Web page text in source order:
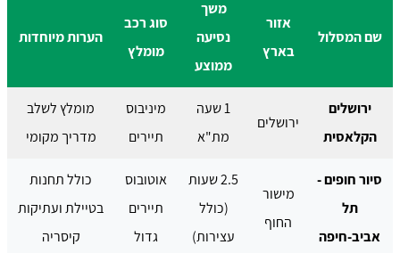
שם המסלול
אזור
בארץ
משך
נסיעה
ממוצע
סוג רכב
מומלץ
הערות מיוחדות
ירושלים
הקלאסית
ירושלים
1 שעה
מת"א
מיניבוס
תיירים
מומלץ לשלב
מדריך מקומי
סיור חופים -
תל
אביב-חיפה
מישור
החוף
2.5 שעות
(כולל
עצירות)
אוטובוס
תיירים
גדול
כולל תחנות
בטיילת ועתיקות
קיסריה